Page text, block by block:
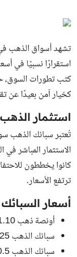
استقرارًا نسبيًا في
كثب تطورات السوق،
كخيار آمن بعيدًا عن
استثمار
تُعتبر سبائك الذهب
الاستثمار المباشر
كانوا يخططون
ترتفع الأسعار.
أسعار
أونصة ذهب 31.10 جرام: 222,147.30 جنيه
سبائك الذهب 0.25 جرام: 1,951.00 جنيه
سبائك الذهب 0.5 جرام: 3,711.00 جنيه